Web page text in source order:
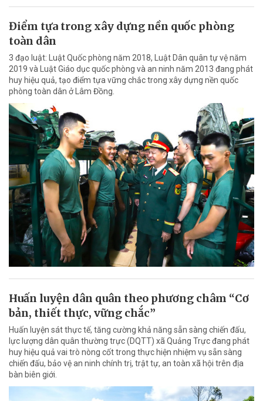
Điểm tựa trong xây dựng nền quốc phòng
toàn dân
3 đạo luật: Luật Quốc phòng năm 2018, Luật Dân quân tự vệ năm
2019 và Luật Giáo dục quốc phòng và an ninh năm 2013 đang phát
huy hiệu quả, tạo điểm tựa vững chắc trong xây dựng nền quốc
phòng toàn dân ở Lâm Đồng.
Huấn luyện dân quân theo phương châm “Cơ
bản, thiết thực, vững chắc”
Huấn luyện sát thực tế, tăng cường khả năng sẵn sàng chiến đấu,
lực lượng dân quân thường trực (DQTT) xã Quảng Trực đang phát
huy hiệu quả vai trò nòng cốt trong thực hiện nhiệm vụ sẵn sàng
chiến đấu, bảo vệ an ninh chính trị, trật tự, an toàn xã hội trên địa
bàn biên giới.